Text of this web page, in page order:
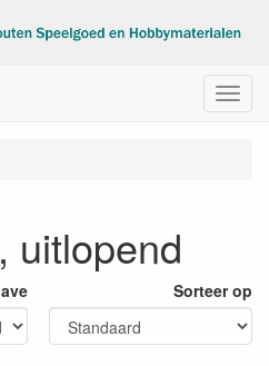
Menu
uitlopend
Sorteer op